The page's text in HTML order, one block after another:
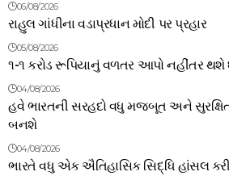
06/08/2026
રાહુલ ગાંધીના વડાપ્રધાન મોદી પર પ્રહાર
05/08/2026
૧-૧ કરોડ રૂપિયાનું વળતર આપો નહીંતર થશે
04/08/2026
હવે ભારતની સરહદો વધુ મજબૂત અને
બનશે
04/08/2026
ભારતે વધુ એક ઐતિહાસિક સિદ્ધિ હાંસલ કરી